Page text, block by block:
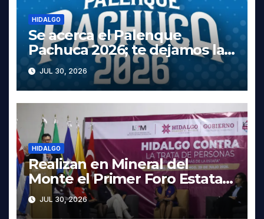
HIDALGO
Se acerca el Palenque
Pachuca 2026; te dejamos la
cartelera completa, las fechas
y los precios
JUL 30, 2026
HIDALGO
Realizan en Mineral del
Monte el Primer Foro Estatal
contra la Trata de Personas
JUL 30, 2026